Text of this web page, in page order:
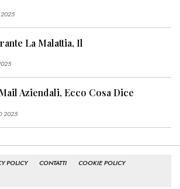
La Malattia, Il
Aziendali, Ecco Cosa Dice
2025
POLICY CONTATTI
COOKIE POLICY